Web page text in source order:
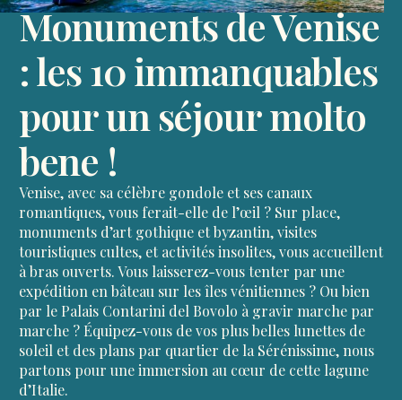
Monuments de Venise
: les 10 immanquables
pour un séjour molto
bene !
Venise, avec sa célèbre gondole et ses canaux
romantiques, vous ferait-elle de l’œil ? Sur place,
monuments d’art gothiqueetbyzantin, visites
touristiques cultes, et activités insolites, vous accueillent
à bras ouverts. Vous laisserez-vous tenter par une
expédition en bâteau sur les îles vénitiennes ? Ou bien
par le Palais Contarini del Bovolo à gravir marche par
marche ? Équipez-vous de vos plus belles lunettes de
soleil et des plans par quartier de la Sérénissime, nous
partons pour uneimmersion au cœur de cette lagune
d’Italie.